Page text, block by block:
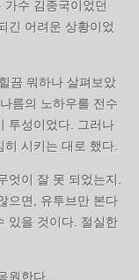
수 김종국이었던
긴 어려운 상황이었
끔 뭐하나 살펴보았
름의 노하우를 전수
투성이었다. 그러나
시키는 대로 했다.
엇이 잘 못 되었는지.
으면, 유투브만 본다
있을 것이다. 절실한
원한다.